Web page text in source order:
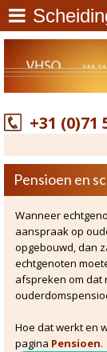
Advocaten
Leiden
Caroline
Marco
Mediation
Scheiding
Alimentatie
+31 (0)71
Pensioen en
Wanneer
aanspraak op
opgebouwd, dan
echtgenoten
afspreken om dat
Hoe dat werkt en
pagina Pensioen.